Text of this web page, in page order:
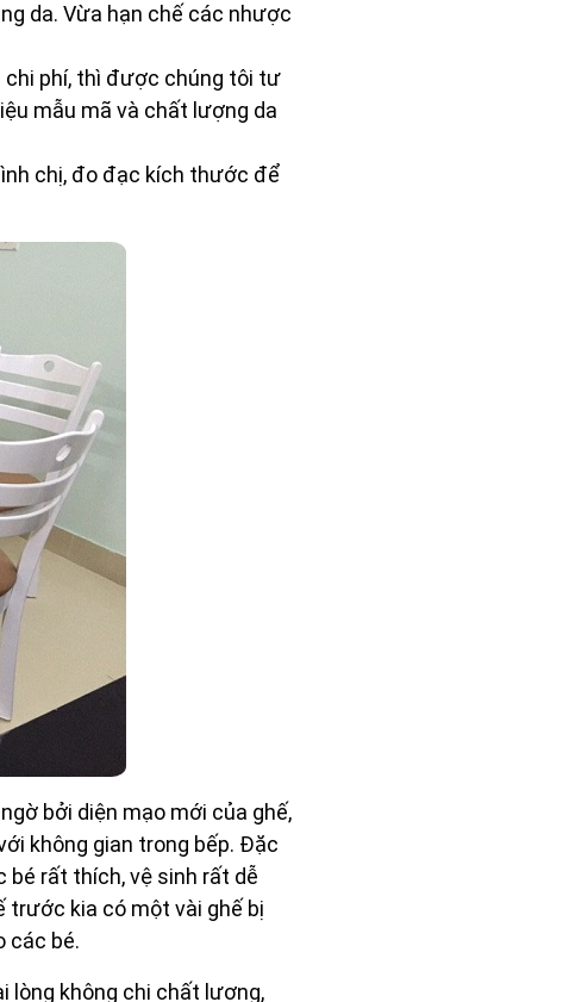
da. Vừa hạn chế các nhược
chi phí, thì được chúng tôi tư
mẫu mã và chất lượng da
chị, đo đạc kích thước để
bởi diện mạo mới của ghế,
không gian trong bếp. Đặc
bé rất thích, vệ sinh rất dễ
trước kia có một vài ghế bị
các bé.
lòng không chi chất lượng,